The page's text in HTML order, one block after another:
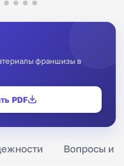
Вопросы и
франшизы в
PDF